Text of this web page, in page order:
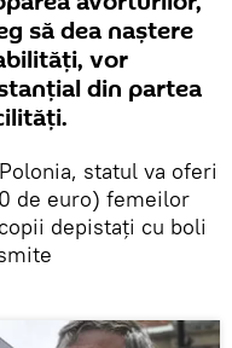
să dea naștere
vor
din partea
statul va oferi
de euro) femeilor
depistați cu boli